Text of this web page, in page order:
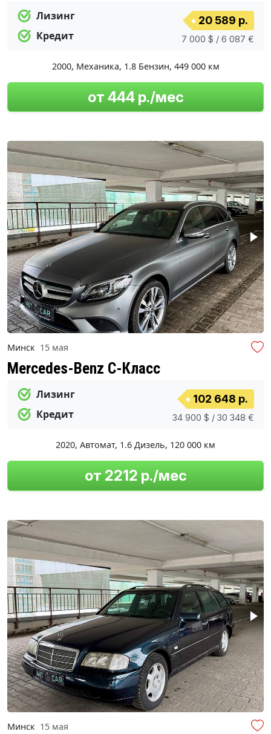
Лизинг
Кредит
20 589 р.
7 000 $ / 6 087 €
2000, Механика, 1.8 Бензин, 449 000 км
от 444 р./мес
Минск 15 мая
Mercedes-Benz C-Класс
Лизинг
Кредит
102 648 р.
34 900 $ / 30 348 €
2020, Автомат, 1.6 Дизель, 120 000 км
от 2212 р./мес
Минск 15 мая